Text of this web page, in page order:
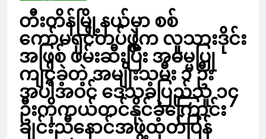
တီးတိန်မြို့နယ်မှာ စစ်
ကော်မရှင်တပ်ဖွဲ့က လူသားဒိုင်း
အဖြစ် ဖမ်းဆီးပြီး အဓမ္မပြု
ကျင့်ခဲ့တဲ့ အမျိုးသမီး ၁ ဦး
အပါအဝင် ဒေသခံပြည်သူ ၁၄
ဦးကိုကယ်တင်နိုင်ခဲ့ကြောင်း
ချင်းညီနောင်အဖွဲ့ထုတ်ပြန်